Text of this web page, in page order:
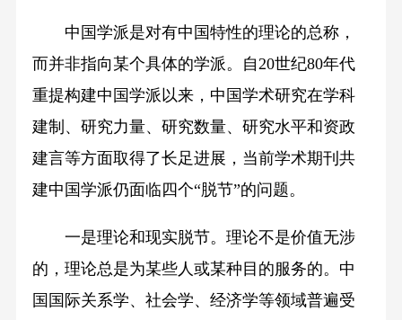
中国学派是对有中国特性的理论的总称，
而并非指向某个具体的学派。自20世纪80年代
重提构建中国学派以来，中国学术研究在学科
建制、研究力量、研究数量、研究水平和资政
建言等方面取得了长足进展，当前学术期刊共
建中国学派仍面临四个“脱节”的问题。
一是理论和现实脱节。理论不是价值无涉
的，理论总是为某些人或某种目的服务的。中
国国际关系学、社会学、经济学等领域普遍受